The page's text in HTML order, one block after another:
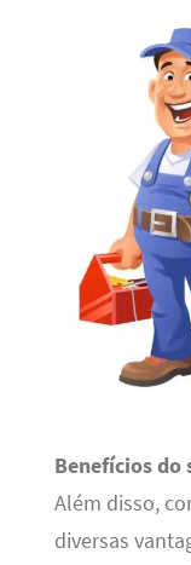
Benefícios do
Além disso,
diversas